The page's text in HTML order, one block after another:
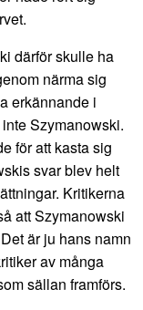
därför skulle ha
närma sig
erkännande i
Szymanowski.
för att kasta sig
svar blev helt
Kritikerna
att Szymanowski
är ju hans namn
av många
sällan framförs.